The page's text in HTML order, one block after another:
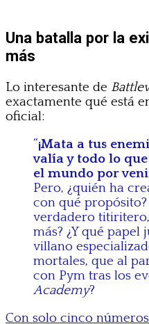
Una batalla por la
más
Lo interesante de
exactamente qué está
oficial:
“¡Mata a tus
valía y todo lo
el mundo por
Pero, ¿quién ha
con qué
verdadero
más? ¿Y qué papel
villano
mortales, que al
con Pym tras los
Academy?
Con solo cinco